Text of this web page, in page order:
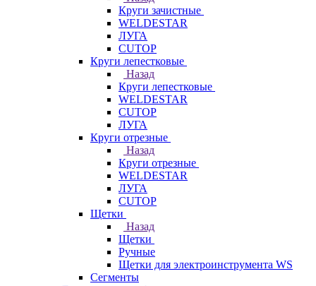
Круги зачистные
WELDESTAR
ЛУГА
CUTOP
Круги лепестковые
Назад
Круги лепестковые
WELDESTAR
CUTOP
ЛУГА
Круги отрезные
Назад
Круги отрезные
WELDESTAR
ЛУГА
CUTOP
Щетки
Назад
Щетки
Ручные
Щетки для электроинструмента WS
Сегменты